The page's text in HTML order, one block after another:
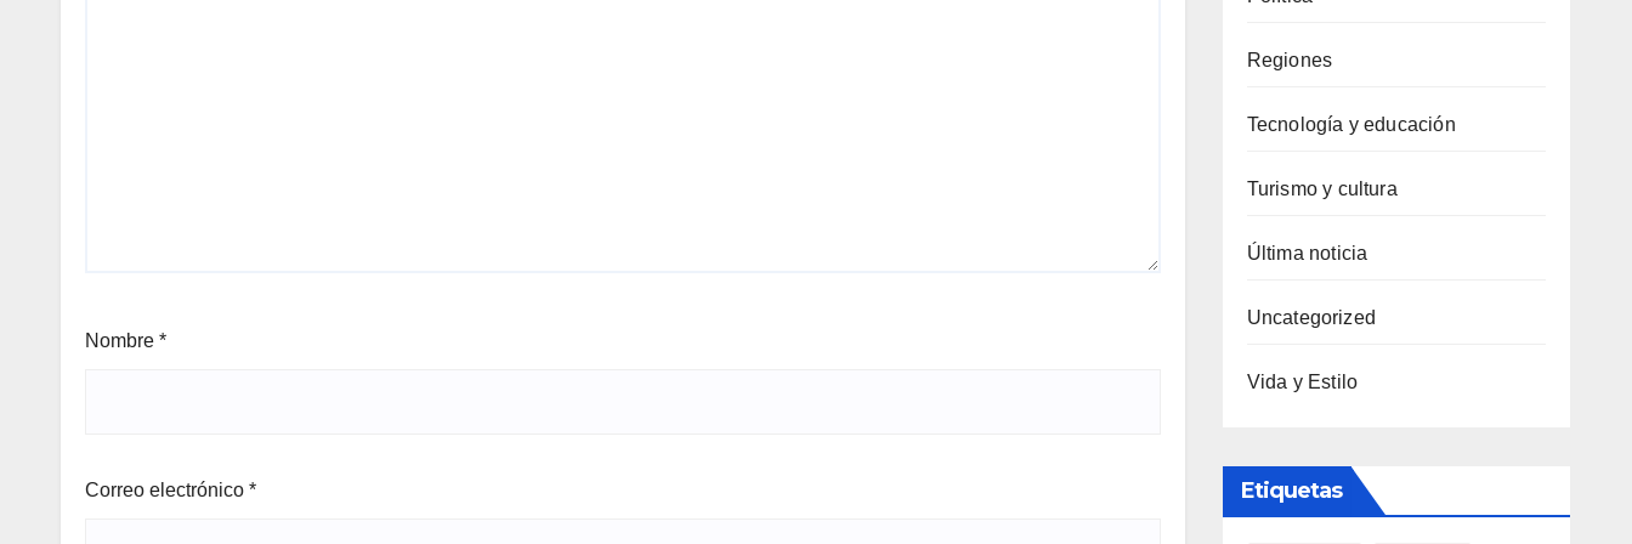
Nombre *
Correo electrónico *
Regiones
Tecnología y educación
Turismo y cultura
Última noticia
Uncategorized
Vida y Estilo
Etiquetas